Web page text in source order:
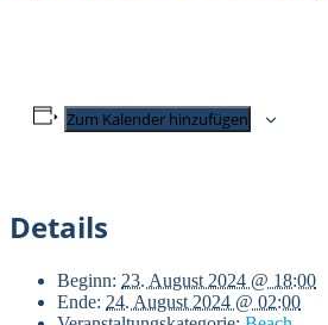
Zum Kalender hinzufügen
Details
Beginn: 23. August 2024 @ 18:00
Ende: 24. August 2024 @ 02:00